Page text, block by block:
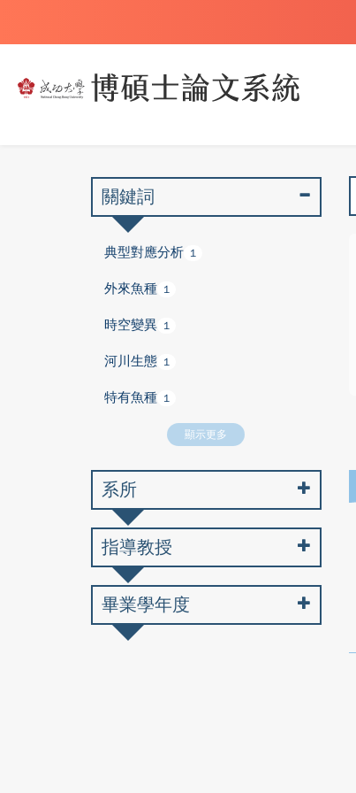
關鍵詞
典型對應分析 1
外來魚種 1
時空變異 1
河川生態 1
特有魚種 1
顯示更多
系所
指導教授
畢業學年度